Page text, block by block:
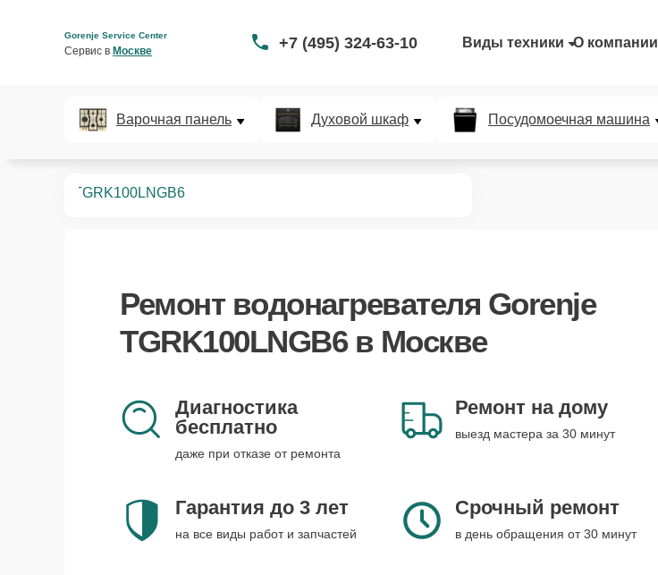
Gorenje Service Center
Сервис в Москве +7 (495) 324-63-10 Виды техники О компании
Варочная панель Духовой шкаф Посудомоечная машина
TGRK100LNGB6
Ремонт водонагревателя Gorenje
TGRK100LNGB6в Москве
Диагностика
бесплатно
даже при отказе от ремонта
Ремонт на дому
выезд мастера за 30 минут
Гарантия до 3 лет
на все виды работ и запчастей
Срочный ремонт
в день обращения от 30 минут